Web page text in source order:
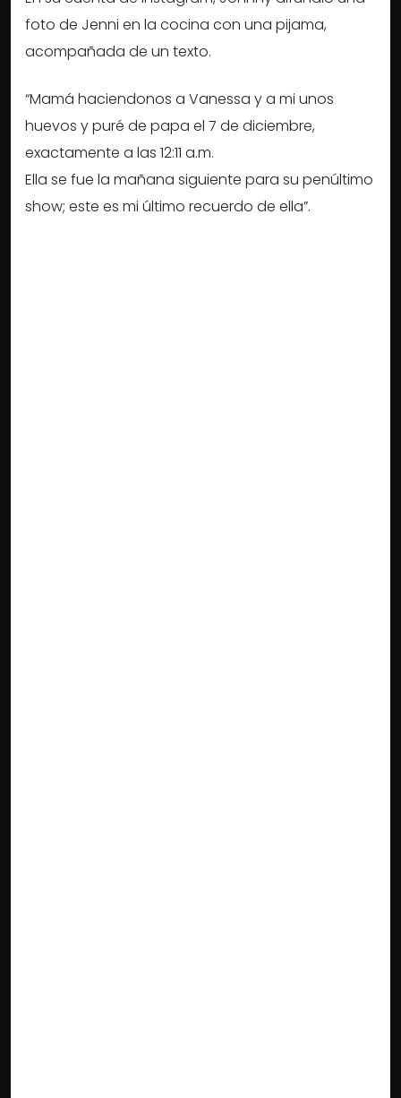
foto de Jenni en la cocina con una pijama,
acompañada de un texto.
“Mamá haciendonos a Vanessa y a mi unos
huevos y puré de papa el 7 de diciembre,
exactamente a las 12:11 a.m.
Ella se fue la mañana siguiente para su penúltimo
show; este es mi último recuerdo de ella”.